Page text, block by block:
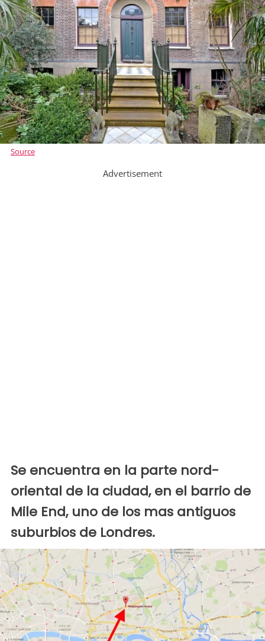
Source
Advertisement
Se encuentra en la parte nord-
oriental de la ciudad, en el barrio de
Mile End, uno de los mas antiguos
suburbios de Londres.